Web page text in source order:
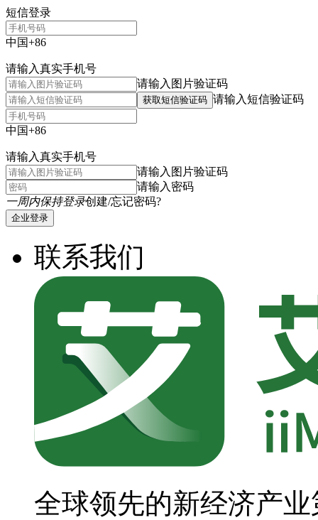
短信登录
中国+86
请输入真实手机号
请输入图片验证码
获取短信验证码 请输入短信验证码
中国+86
请输入真实手机号
请输入图片验证码
请输入密码
一周内保持登录创建/忘记密码?
企业登录
联系我们
全球领先的新经济产